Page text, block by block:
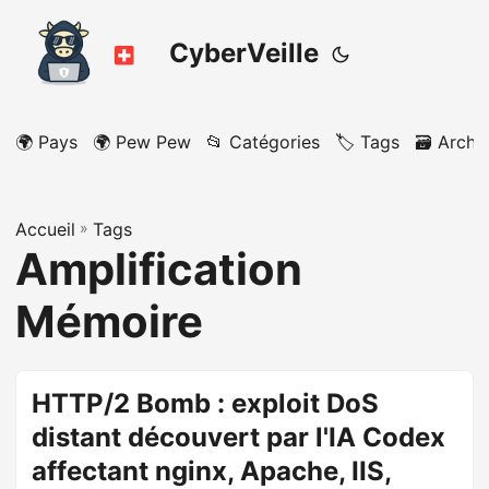
CyberVeille
🌍 Pays 🌍 Pew Pew 📂 Catégories 🏷️ Tags 🗃️
Accueil » Tags
Amplification
Mémoire
HTTP/2 Bomb : exploit DoS
distant découvert par l'IA Codex
affectant nginx, Apache, IIS,